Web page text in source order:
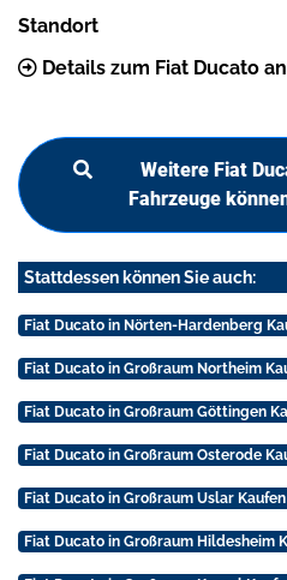
Standort
Details zum Fiat Ducato
Weitere Fiat
Fahrzeuge
Stattdessen können Sie auch:
Fiat Ducato in Nörten-Hardenberg
Fiat Ducato in Großraum Northeim
Fiat Ducato in Großraum Göttingen
Fiat Ducato in Großraum Osterode
Fiat Ducato in Großraum Uslar
Fiat Ducato in Großraum Hildesheim